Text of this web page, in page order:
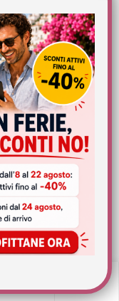
Costo Reale del
Analisi tra
urinari